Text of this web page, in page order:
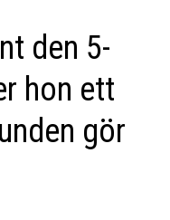
den 5-
hon ett
gör